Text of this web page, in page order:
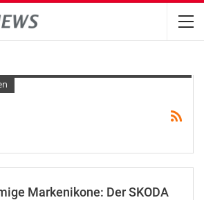
Markenikone: Der SKODA